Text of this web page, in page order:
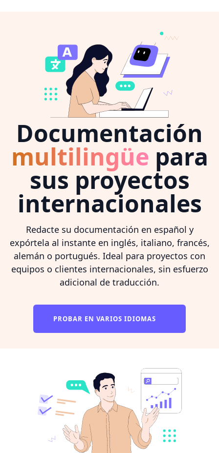
Documentación
multilingüe para
sus proyectos
internacionales
Redacte su documentación en español y
expórtela al instante en inglés, italiano, francés,
alemán o portugués. Ideal para proyectos con
equipos o clientes internacionales, sin esfuerzo
adicional de traducción.
PROBAR EN VARIOS IDIOMAS